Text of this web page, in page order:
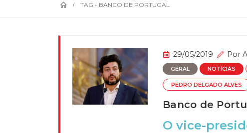
TAG - BANCO DE PORTUGAL
29/05/2019 Por
GERAL NOTÍCIAS
PEDRO DELGADO ALVES
Banco de
O vice-